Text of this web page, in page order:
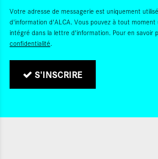
Votre adresse de messagerie est uniquement
d'information d'ALCA. Vous pouvez à tout
intégré dans la lettre d'information. Pour en savoir
confidentialité.
S'INSCRIRE